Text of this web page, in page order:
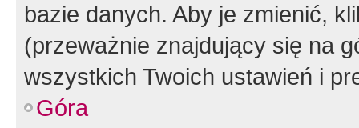
bazie danych. Aby je zmienić,
(przeważnie znajdujący się na
wszystkich Twoich ustawień i
Góra